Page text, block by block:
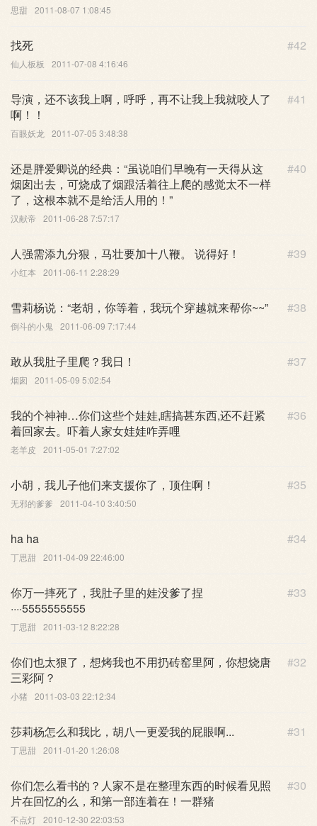
思甜 2011-08-07 1:08:45
#42
找死
仙人板板 2011-07-08 4:16:46
#41
导演，还不该我上啊，呼呼，再不让我上我就咬人了
啊！！
百眼妖龙 2011-07-05 3:48:38
#40
还是胖爱卿说的经典：“虽说咱们早晚有一天得从这
烟囱出去，可烧成了烟跟活着往上爬的感觉太不一样
了，这根本就不是给活人用的！”
汉献帝 2011-06-28 7:57:17
#39
人强需添九分狠，马壮要加十八鞭。 说得好！
小红本 2011-06-11 2:28:29
#38
雪莉杨说：“老胡，你等着，我玩个穿越就来帮你~~”
倒斗的小鬼 2011-06-09 7:17:44
#37
敢从我肚子里爬？我日！
烟囱 2011-05-09 5:02:54
#36
我的个神神…你们这些个娃娃,瞎搞甚东西,还不赶紧
着回家去。吓着人家女娃娃咋弄哩
老羊皮 2011-05-01 7:27:02
#35
小胡，我儿子他们来支援你了，顶住啊！
无邪的爹爹 2011-04-10 3:40:50
#34
ha ha
丁思甜 2011-04-09 22:46:00
#33
你万一摔死了，我肚子里的娃没爹了捏
····5555555555
丁思甜 2011-03-12 8:22:28
#32
你们也太狠了，想烤我也不用扔砖窑里阿，你想烧唐
三彩阿？
小猪 2011-03-03 22:12:34
#31
莎莉杨怎么和我比，胡八一更爱我的屁眼啊...
丁思甜 2011-01-20 1:26:08
#30
你们怎么看书的？人家不是在整理东西的时候看见照
片在回忆的么，和第一部连着在！一群猪
不点灯 2010-12-30 22:03:53